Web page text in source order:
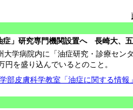
症」研究専門機関設置へ 長崎大、
学病院内に「油症研究・診療セン
円を盛り込んでいるとのこと。
部皮膚科学教室「油症に関する情報